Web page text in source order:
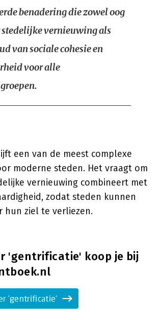
benadering die zowel oog
stedelijke vernieuwing als
van sociale cohesie en
voor alle
een van de meest complexe
moderne steden. Het vraagt om
vernieuwing combineert met
zodat steden kunnen
hun ziel te verliezen.
'gentrificatie' koop je bij
'gentrificatie'